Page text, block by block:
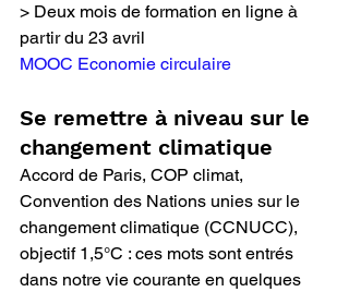
> Deux mois de formation en ligne à
partir du 23 avril
MOOC Economie circulaire
Se remettre à niveau sur le
changement climatique
Accord de Paris, COP climat,
Convention des Nations unies sur le
changement climatique (CCNUCC),
objectif 1,5°C : ces mots sont entrés
dans notre vie courante en quelques